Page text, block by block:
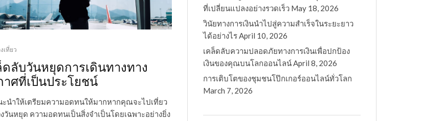
เที่ยว
ดลับวันหยุดการเดินทางทาง
าศที่เป็นประโยชน์
นำให้เตรียมความอดทนให้มากหากคุณจะไปเที่ยว
วันหยุด ความอดทนเป็นสิ่งจำเป็นโดยเฉพาะอย่างยิ่ง
ที่เปลี่ยนแปลงอย่างรวดเร็ว May 18, 2026
วินัยทางการเงินนำไปสู่ความสำเร็จในระยะยาว
ได้อย่างไรApril 10, 2026
เคล็ดลับความปลอดภัยทางการเงินเพื่อปกป้อง
เงินของคุณบนโลกออนไลน์April 8, 2026
การเติบโตของชุมชนโป๊กเกอร์ออนไลน์ทั่วโลก
March 7, 2026